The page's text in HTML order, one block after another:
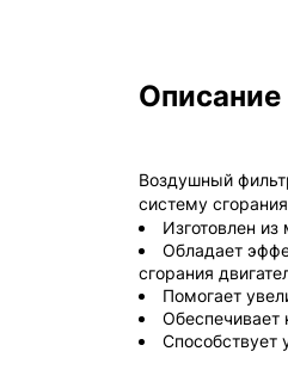
Описание
Воздушный
систему
Изготовлен из
Обладает
сгорания
Помогает
Обеспечивает
Способствует